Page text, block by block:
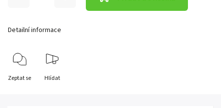
Detailní informace
Zeptat se Hlídat